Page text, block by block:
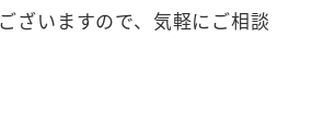
ざいますので、気軽にご相談